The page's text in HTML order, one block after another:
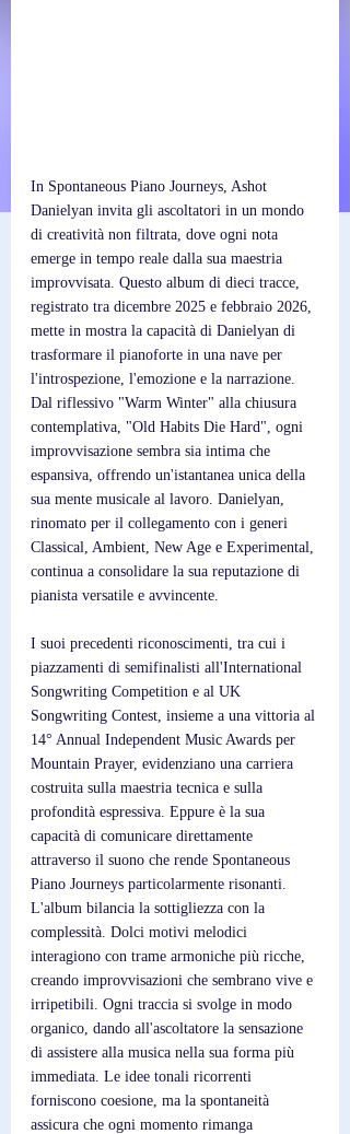
In Spontaneous Piano Journeys, Ashot
Danielyan invita gli ascoltatori in un mondo
di creatività non filtrata, dove ogni nota
emerge in tempo reale dalla sua maestria
improvvisata. Questo album di dieci tracce,
registrato tra dicembre 2025 e febbraio 2026,
mette in mostra la capacità di Danielyan di
trasformare il pianoforte in una nave per
l'introspezione, l'emozione e la narrazione.
Dal riflessivo "Warm Winter" alla chiusura
contemplativa, "Old Habits Die Hard", ogni
improvvisazione sembra sia intima che
espansiva, offrendo un'istantanea unica della
sua mente musicale al lavoro. Danielyan,
rinomato per il collegamento con i generi
Classical, Ambient, New Age e Experimental,
continua a consolidare la sua reputazione di
pianista versatile e avvincente.
I suoi precedenti riconoscimenti, tra cui i
piazzamenti di semifinalisti all'International
Songwriting Competition e al UK
Songwriting Contest, insieme a una vittoria al
14° Annual Independent Music Awards per
Mountain Prayer, evidenziano una carriera
costruita sulla maestria tecnica e sulla
profondità espressiva. Eppure è la sua
capacità di comunicare direttamente
attraverso il suono che rende Spontaneous
Piano Journeys particolarmente risonanti.
L'album bilancia la sottigliezza con la
complessità. Dolci motivi melodici
interagiono con trame armoniche più ricche,
creando improvvisazioni che sembrano vive e
irripetibili. Ogni traccia si svolge in modo
organico, dando all'ascoltatore la sensazione
di assistere alla musica nella sua forma più
immediata. Le idee tonali ricorrenti
forniscono coesione, ma la spontaneità
assicura che ogni momento rimanga